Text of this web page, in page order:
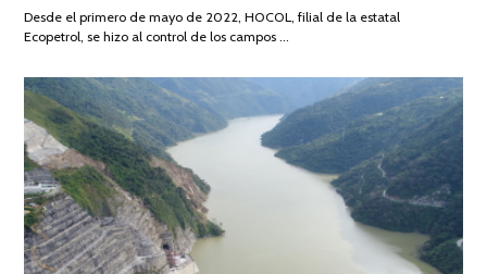
2026
Desde el primero de mayo de 2022, HOCOL, filial de la estatal
Ecopetrol, se hizo al control de los campos …